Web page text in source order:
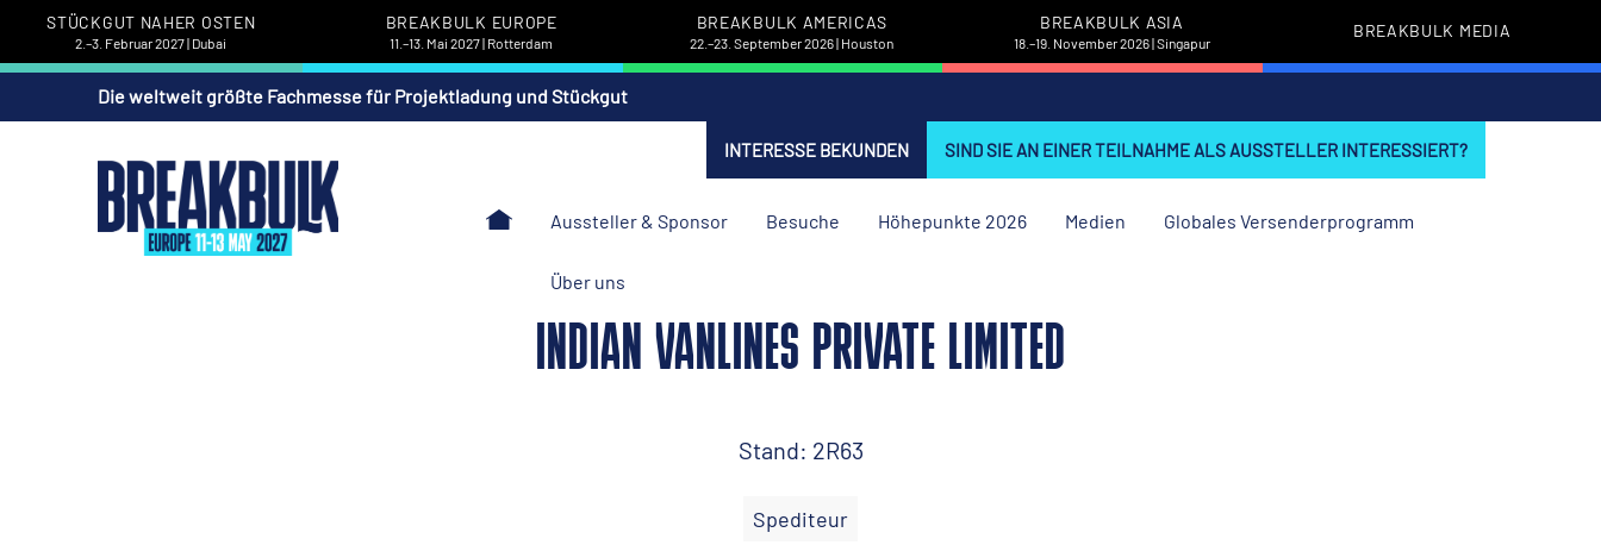
STÜCKGUT NAHER OSTEN
2.–3. Februar 2027 | Dubai
BREAKBULK EUROPE
11.–13. Mai 2027 | Rotterdam
BREAKBULK AMERICAS
22.–23. September 2026 | Houston
BREAKBULK ASIA
18.–19. November 2026 | Singapur
BREAKBULK MEDIA
Die weltweit größte Fachmesse für Projektladung und Stückgut
INTERESSE BEKUNDEN SIND SIE AN EINER TEILNAHME ALS AUSSTELLER INTERESSIERT?
Aussteller & Sponsor Besuche Höhepunkte 2026 Medien Globales Versenderprogramm
Über uns
INDIAN VANLINES PRIVATE LIMITED
Stand: 2R63
Spediteur